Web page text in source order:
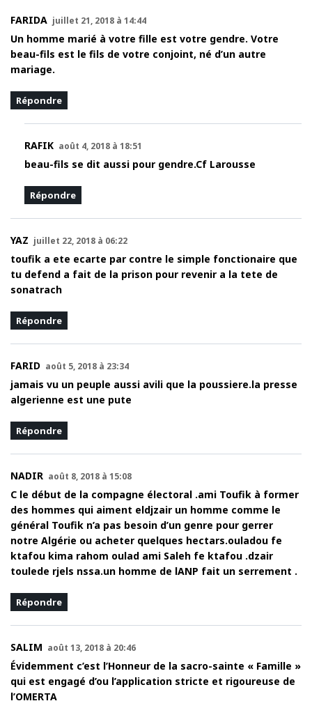
FARIDA juillet 21, 2018 à 14:44
Un homme marié à votre fille est votre gendre. Votre
beau-fils est le fils de votre conjoint, né d’un autre
mariage.
Répondre
RAFIK août 4, 2018 à 18:51
beau-fils se dit aussi pour gendre.Cf Larousse
Répondre
YAZ juillet 22, 2018 à 06:22
toufik a ete ecarte par contre le simple fonctionaire que
tu defend a fait de la prison pour revenir a la tete de
sonatrach
Répondre
FARID août 5, 2018 à 23:34
jamais vu un peuple aussi avili que la poussiere.la presse
algerienne est une pute
Répondre
NADIR août 8, 2018 à 15:08
C le début de la compagne électoral .ami Toufik à former
des hommes qui aiment eldjzair un homme comme le
général Toufik n’a pas besoin d’un genre pour gerrer
notre Algérie ou acheter quelques hectars.ouladou fe
ktafou kima rahom oulad ami Saleh fe ktafou .dzair
toulede rjels nssa.un homme de lANP fait un serrement .
Répondre
SALIM août 13, 2018 à 20:46
Évidemment c’est l’Honneur de la sacro-sainte « Famille »
qui est engagé d’ou l’application stricte et rigoureuse de
l’OMERTA